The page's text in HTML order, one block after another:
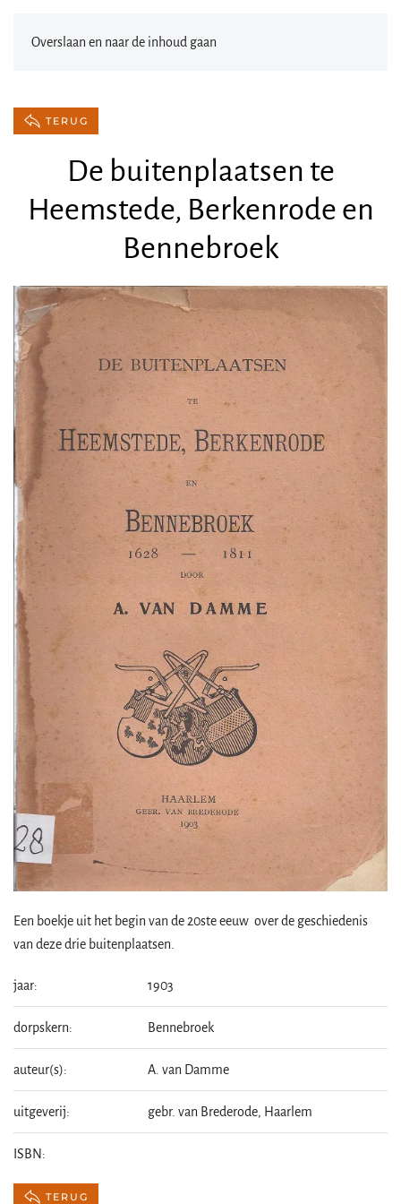
Overslaan en naar de inhoud gaan
TERUG
De buitenplaatsen te
Heemstede, Berkenrode en
Bennebroek
Een boekje uit het begin van de 20ste eeuw over de geschiedenis
van deze drie buitenplaatsen.
jaar: 1903
dorpskern: Bennebroek
auteur(s): A. van Damme
uitgeverij: gebr. van Brederode, Haarlem
ISBN:
TERUG